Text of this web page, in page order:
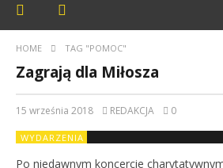
HOME TAG "POMOC"
Zagrają dla Miłosza
15 września 2018 REDAKCJA 0
WYDARZENIA
Po niedawnym koncercie